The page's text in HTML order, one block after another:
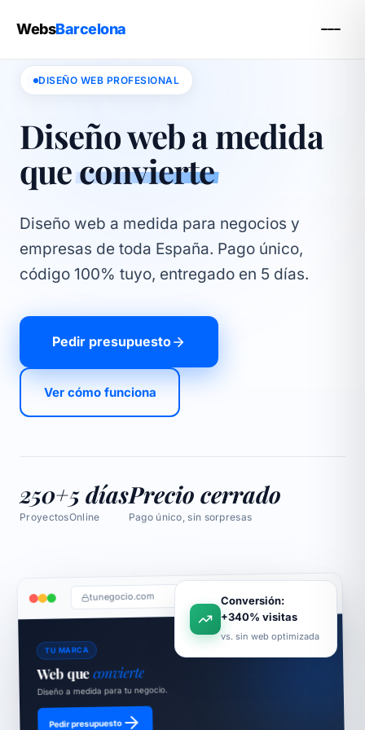
WebsBarcelona
DISEÑO WEB PROFESIONAL
Diseño web a medida
queconvierte
Diseño web a medida para negocios y
empresas de toda España. Pago único,
código 100% tuyo, entregado en 5 días.
Pedir presupuesto
Ver cómo funciona
250+
Proyectos
5 días
Online
Precio cerrado
Pago único, sin sorpresas
tunegocio.com
TU MARCA
Web que convierte
Diseño a medida para tu negocio.
Pedir presupuesto
Conversión:
+340% visitas
vs. sin web optimizada